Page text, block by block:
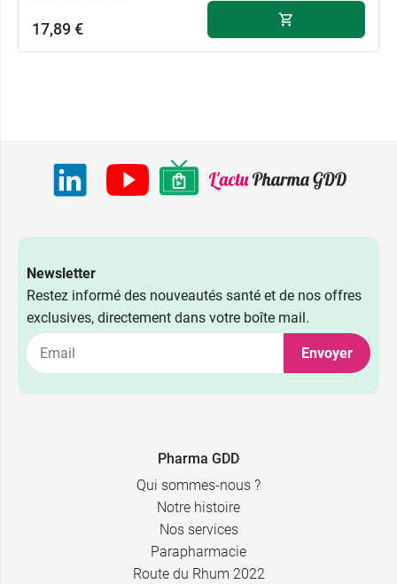
17,89 €
Newsletter
Restez informé des nouveautés santé et de nos offres
exclusives, directement dans votre boîte mail.
Envoyer
Pharma GDD
Qui sommes-nous ?
Notre histoire
Nos services
Parapharmacie
Route du Rhum 2022